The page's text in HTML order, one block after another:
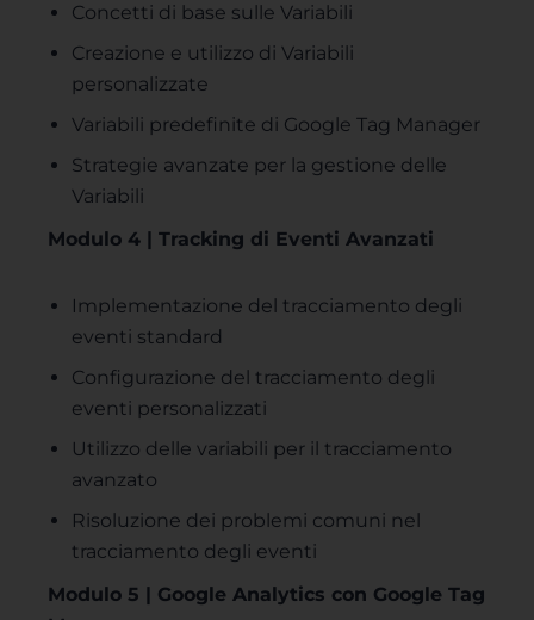
Concetti di base sulle Variabili
Creazione e utilizzo di Variabili
personalizzate
Variabili predefinite di Google Tag Manager
Strategie avanzate per la gestione delle
Variabili
Modulo 4 | Tracking di Eventi Avanzati
Implementazione del tracciamento degli
eventi standard
Configurazione del tracciamento degli
eventi personalizzati
Utilizzo delle variabili per il tracciamento
avanzato
Risoluzione dei problemi comuni nel
tracciamento degli eventi
Modulo 5 | Google Analytics con Google Tag